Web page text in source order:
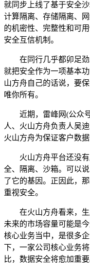
就同步上线了基于安全
计算隔离、存储隔离、
的机密性、完整性和可
安全互信机制。
在同行几乎都卯足劲
就把安全作为一项基本
山方舟自己的话说，要
唯你所有。
近期，雷峰网(公众号
人、火山方舟负责人吴
火山方舟为保证客户数
火山方舟平台还没有
全、隔离、沙箱。可以
了它的基因。正因此，
重视安全。
在火山方舟看来，生
未来的市场容量可能是
核心业务当中，是很多
下，一家公司核心业务
比，数据安全将愈加重要